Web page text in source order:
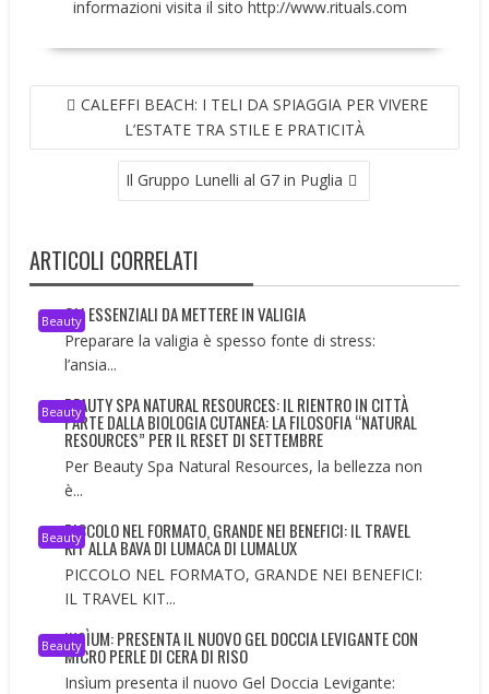
informazioni visita il sitohttp://www.rituals.com
NAVIGAZIONE
ARTICOLICALEFFI BEACH: I TELI DA SPIAGGIA PER VIVERE
L’ESTATE TRA STILE E PRATICITÀ
Il Gruppo Lunelli al G7 in Puglia
ARTICOLI CORRELATI
BeautyGLI ESSENZIALI DA METTERE IN VALIGIA
Preparare la valigia è spesso fonte di stress:
l’ansia...
BeautyBEAUTY SPA NATURAL RESOURCES: IL RIENTRO IN CITTÀ
PARTE DALLA BIOLOGIA CUTANEA: LA FILOSOFIA “NATURAL
RESOURCES” PER IL RESET DI SETTEMBRE
Per Beauty Spa Natural Resources, la bellezza non
è...
BeautyPICCOLO NEL FORMATO, GRANDE NEI BENEFICI: IL TRAVEL
KIT ALLA BAVA DI LUMACA DI LUMALUX
PICCOLO NEL FORMATO, GRANDE NEI BENEFICI:
IL TRAVEL KIT...
BeautyINSÌUM: PRESENTA IL NUOVO GEL DOCCIA LEVIGANTE CON
MICRO PERLE DI CERA DI RISO
Insìum presenta il nuovo Gel Doccia Levigante: